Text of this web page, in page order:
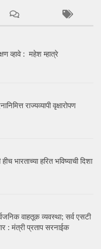
व्हावे : महेश म्हात्रे
राज्यव्यापी वृक्षारोपण
भारताच्या हरित भविष्याची दिशा
वाहतूक व्यवस्था; सर्व एसटी
: मंत्री प्रताप सरनाईक